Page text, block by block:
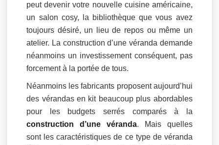
peut devenir votre nouvelle cuisine américaine,
un salon cosy, la bibliothèque que vous avez
toujours désiré, un lieu de repos ou même un
atelier. La construction d’une véranda demande
néanmoins un investissement conséquent, pas
forcement à la portée de tous.
Néanmoins les fabricants proposent aujourd’hui
des vérandas en kit beaucoup plus abordables
pour les budgets serrés comparés à la
construction d’une véranda. Mais quelles
sont les caractéristiques de ce type de véranda